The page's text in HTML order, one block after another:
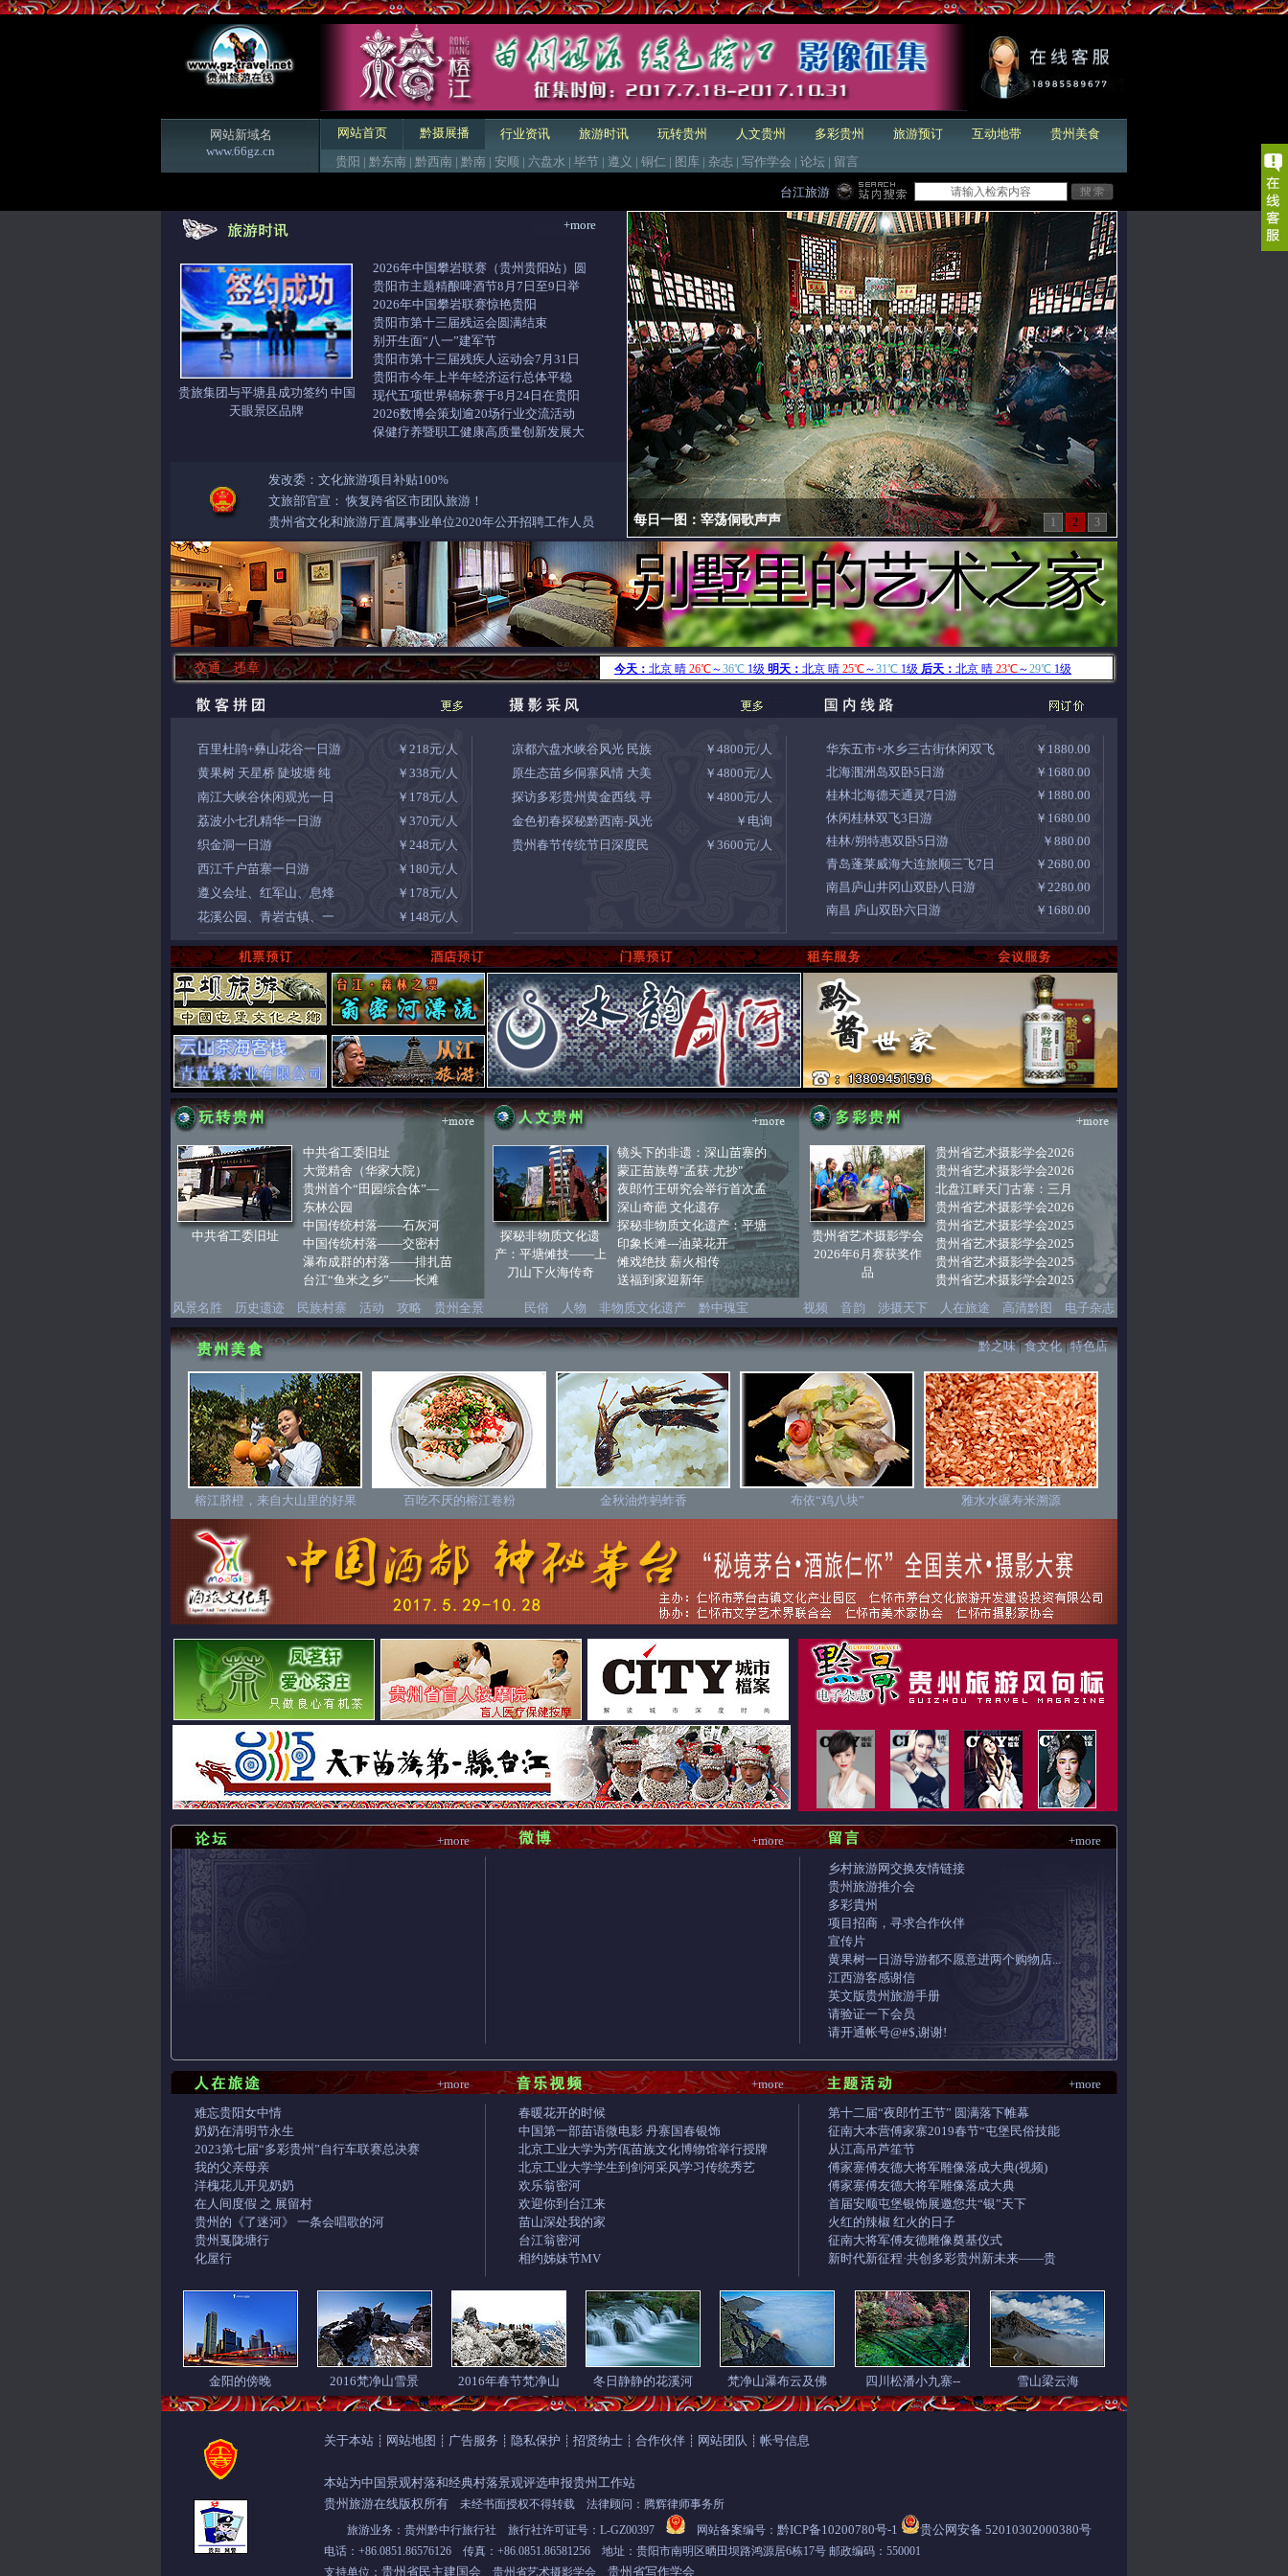
网站新域名
www.66gz.cn
网站首页 黔摄展播 行业资讯 旅游时讯 玩转贵州 人文贵州 多彩贵州 旅游预订 互动地带
贵州美食
贵阳 | 黔东南 | 黔西南 | 黔南 | 安顺 | 六盘水 | 毕节 | 遵义 | 铜仁 | 图库 | 杂志 | 写作学会 | 论坛 | 留言
台江旅游
+more
贵旅集团与平塘县成功签约 中国
天眼景区品牌
2026年中国攀岩联赛（贵州贵阳站）圆
贵阳市主题精酿啤酒节8月7日至9日举
2026年中国攀岩联赛惊艳贵阳
贵阳市第十三届残运会圆满结束
别开生面“八一”建军节
贵阳市第十三届残疾人运动会7月31日
贵阳市今年上半年经济运行总体平稳
现代五项世界锦标赛于8月24日在贵阳
2026数博会策划逾20场行业交流活动
保健疗养暨职工健康高质量创新发展大
发改委：文化旅游项目补贴100%
文旅部官宣： 恢复跨省区市团队旅游！
贵州省文化和旅游厅直属事业单位2020年公开招聘工作人员
每日一图：苗族芦笙 1 2 3
交通 违章
百里杜鹃+彝山花谷一日游
￥218元/人
黄果树 天星桥 陡坡塘 纯
￥338元/人
南江大峡谷休闲观光一日
￥178元/人
荔波小七孔精华一日游
￥370元/人
织金洞一日游
￥248元/人
西江千户苗寨一日游
￥180元/人
遵义会址、红军山、息烽
￥178元/人
花溪公园、青岩古镇、一
￥148元/人
凉都六盘水峡谷风光 民族
￥4800元/人
原生态苗乡侗寨风情 大美
￥4800元/人
探访多彩贵州黄金西线 寻
￥4800元/人
金色初春探秘黔西南-风光
￥电询
贵州春节传统节日深度民
￥3600元/人
华东五市+水乡三古街休闲双飞
￥1880.00
北海涠洲岛双卧5日游
￥1680.00
桂林北海德天通灵7日游
￥1880.00
休闲桂林双飞3日游
￥1680.00
桂林/朔特惠双卧5日游
￥880.00
青岛蓬莱威海大连旅顺三飞7日
￥2680.00
南昌庐山井冈山双卧八日游
￥2280.00
南昌 庐山双卧六日游
￥1680.00
中共省工委旧址
中共省工委旧址
大觉精舍（华家大院）
贵州首个“田园综合体”—
东林公园
中国传统村落——石灰河
中国传统村落——交密村
瀑布成群的村落——排扎苗
台江“鱼米之乡”——长滩
风景名胜
历史遗迹 民族村寨 活动 攻略 贵州全景
探秘非物质文化遗
产：平塘傩技——上
刀山下火海传奇
镜头下的非遗：深山苗寨的
蒙正苗族尊"孟获·尤抄"
夜郎竹王研究会举行首次孟
深山奇葩 文化遗存
探秘非物质文化遗产：平塘
印象长滩---油菜花开
傩戏绝技 薪火相传
送福到家迎新年
民俗
人物 非物质文化遗产 黔中瑰宝
贵州省艺术摄影学会
2026年6月赛获奖作
品
贵州省艺术摄影学会2026
贵州省艺术摄影学会2026
北盘江畔天门古寨：三月
贵州省艺术摄影学会2026
贵州省艺术摄影学会2025
贵州省艺术摄影学会2025
贵州省艺术摄影学会2025
贵州省艺术摄影学会2025
视频
音韵 涉摄天下 人在旅途 高清黔图 电子杂志
黔之味|食文化|特色店
榕江脐橙，来自大山里的好果 百吃不厌的榕江卷粉 金秋油炸蚂蚱香 布依“鸡八块” 雅水水碾寿米溯源
+more +more
+more
乡村旅游网交换友情链接
贵州旅游推介会
多彩貴州
项目招商，寻求合作伙伴
宣传片
黄果树一日游导游都不愿意进两个购物店...
江西游客感谢信
英文版贵州旅游手册
请验证一下会员
请开通帐号@#$,谢谢!
+more
难忘贵阳女中情
奶奶在清明节永生
2023第七届“多彩贵州”自行车联赛总决赛
我的父亲母亲
洋槐花儿开见奶奶
在人间度假 之 展留村
贵州的《了迷河》 一条会唱歌的河
贵州戛陇塘行
化屋行
+more
春暖花开的时候
中国第一部苗语微电影 丹寨国春银饰
北京工业大学为芳佤苗族文化博物馆举行授牌
北京工业大学学生到剑河采风学习传统秀艺
欢乐翁密河
欢迎你到台江来
苗山深处我的家
台江翁密河
相约姊妹节MV
+more
第十二届“夜郎竹王节” 圆满落下帷幕
征南大本营傅家寨2019春节“屯堡民俗技能
从江高吊芦笙节
傅家寨傅友德大将军雕像落成大典(视频)
傅家寨傅友德大将军雕像落成大典
首届安顺屯堡银饰展邀您共“银”天下
火红的辣椒 红火的日子
征南大将军傅友德雕像奠基仪式
新时代新征程·共创多彩贵州新未来——贵
金阳的傍晚 2016梵净山雪景 2016年春节梵净山 冬日静静的花溪河 梵净山瀑布云及佛 四川松潘小九寨-- 雪山梁云海
关于本站 ┊ 网站地图 ┊ 广告服务 ┊ 隐私保护 ┊ 招贤纳士 ┊ 合作伙伴 ┊ 网站团队 ┊ 帐号信息
本站为中国景观村落和经典村落景观评选申报贵州工作站
贵州旅游在线版权所有 未经书面授权不得转载 法律顾问：腾辉律师事务所
旅游业务：贵州黔中行旅行社 旅行社许可证号：L-GZ00397
网站备案编号： 黔ICP备10200780号-1 贵公网安备 52010302000380号
电话：+86.0851.86576126 传真：+86.0851.86581256 地址：贵阳市南明区晒田坝路鸿源居6栋17号 邮政编码：550001
支持单位： 贵州省民主建国会 贵州省艺术摄影学会 贵州省写作学会